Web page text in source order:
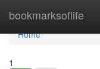
bookmarksoflife
Home
Home
1